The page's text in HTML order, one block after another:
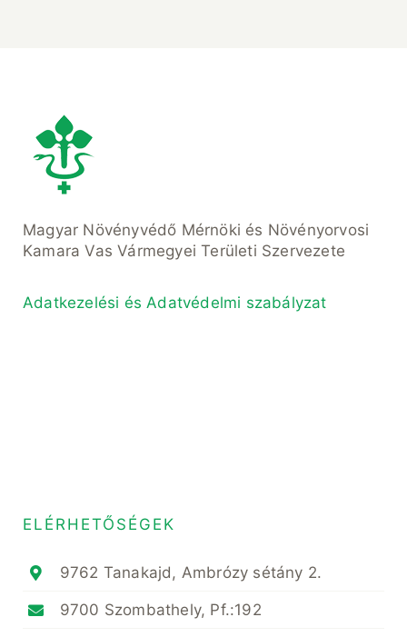
Magyar Növényvédő Mérnöki és Növényorvosi
Kamara Vas Vármegyei Területi Szervezete
Adatkezelési és Adatvédelmi szabályzat
ELÉRHETŐSÉGEK
9762 Tanakajd, Ambrózy sétány 2.
9700 Szombathely, Pf.:192